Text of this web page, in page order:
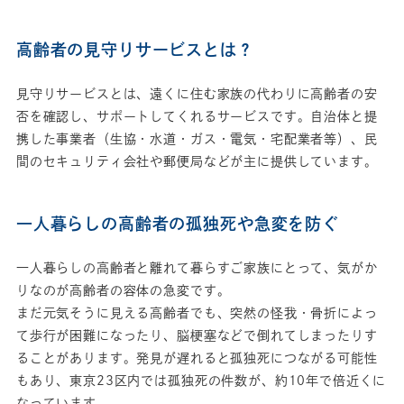
高齢者の見守りサービスとは？
見守りサービスとは、遠くに住む家族の代わりに高齢者の安
否を確認し、サポートしてくれるサービスです。自治体と提
携した事業者（生協・水道・ガス・電気・宅配業者等）、民
間のセキュリティ会社や郵便局などが主に提供しています。
一人暮らしの高齢者の孤独死や急変を防ぐ
一人暮らしの高齢者と離れて暮らすご家族にとって、気がか
りなのが高齢者の容体の急変です。
まだ元気そうに見える高齢者でも、突然の怪我・骨折によっ
て歩行が困難になったり、脳梗塞などで倒れてしまったりす
ることがあります。発見が遅れると孤独死につながる可能性
もあり、東京23区内では孤独死の件数が、約10年で倍近くに